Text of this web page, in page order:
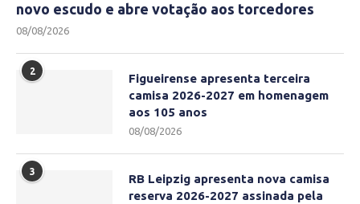
novo escudo e abre votação aos torcedores
08/08/2026
2
Figueirense apresenta terceira
camisa 2026-2027 em homenagem
aos 105 anos
08/08/2026
3
RB Leipzig apresenta nova camisa
reserva 2026-2027 assinada pela